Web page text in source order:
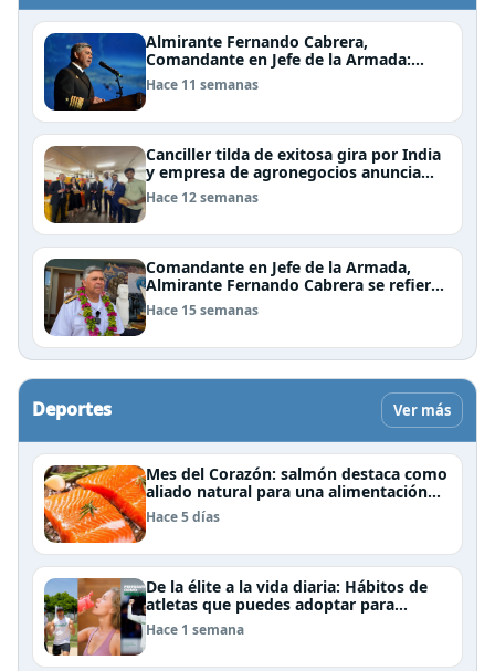
Almirante Fernando Cabrera,
Comandante en Jefe de la Armada:
"Somos una nación Americana,
Polinésica y Antártica; bioceánica y
en el mar"
Hace 11 semanas
Canciller tilda de exitosa gira por India
y empresa de agronegocios anuncia
aumento de importaciones chilenas
Hace 12 semanas
Comandante en Jefe de la Armada,
Almirante Fernando Cabrera se refiere
al trabajo que realiza la Armada en
Rapa Nui
Hace 15 semanas
Deportes Ver más
Mes del Corazón: salmón destaca como
aliado natural para una alimentación
rica en Omega-3
Hace 5 días
De la élite a la vida diaria: Hábitos de
atletas que puedes adoptar para
mejorar tu rendimiento físico
Hace 1 semana